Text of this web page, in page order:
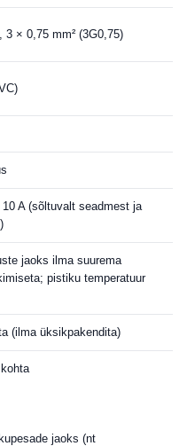
3 × 0,75 mm² (3G0,75)
A (sõltuvalt seadmest ja
jaoks ilma suurema
pistiku temperatuur
(ilma üksikpakendita)
jaoks (nt